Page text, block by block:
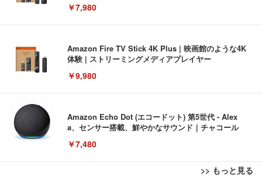
￥7,980
Amazon Fire TV Stick 4K Plus | 映画館のような4K
体験 | ストリーミングメディアプレイヤー
￥9,980
Amazon Echo Dot (エコードット) 第5世代 - Alex
a、センサー搭載、鮮やかなサウンド｜チャコール
￥7,480
>> もっと見る